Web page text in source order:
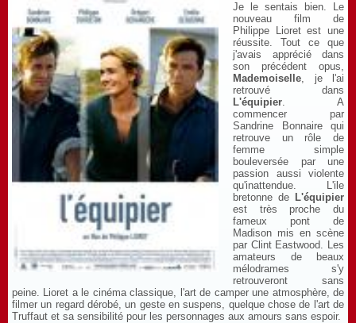
Je le sentais bien. Le
nouveau film de
Philippe Lioret est une
réussite. Tout ce que
j'avais apprécié dans
son précédent opus,
Mademoiselle, je l'ai
retrouvé dans
L'équipier. A
commencer par
Sandrine Bonnaire qui
retrouve un rôle de
femme simple
bouleversée par une
passion aussi violente
qu'inattendue. L'ile
bretonne de L'équipier
est très proche du
fameux pont de
Madison mis en scène
par Clint Eastwood. Les
amateurs de beaux
mélodrames s'y
retrouveront sans
peine. Lioret a le cinéma classique, l'art de camper une atmosphère, de
filmer un regard dérobé, un geste en suspens, quelque chose de l'art de
Truffaut et sa sensibilité pour les personnages aux amours sans espoir.